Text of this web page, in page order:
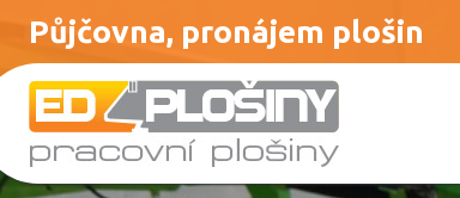
Půjčovna, pronájem plošin